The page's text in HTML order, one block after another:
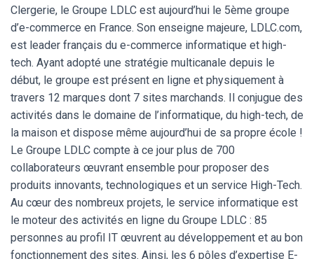
Clergerie, le Groupe LDLC est aujourd’hui le 5ème groupe
d’e-commerce en France. Son enseigne majeure, LDLC.com,
est leader français du e-commerce informatique et high-
tech. Ayant adopté une stratégie multicanale depuis le
début, le groupe est présent en ligne et physiquement à
travers 12 marques dont 7 sites marchands. Il conjugue des
activités dans le domaine de l’informatique, du high-tech, de
la maison et dispose même aujourd’hui de sa propre école !
Le Groupe LDLC compte à ce jour plus de 700
collaborateurs œuvrant ensemble pour proposer des
produits innovants, technologiques et un service High-Tech.
Au cœur des nombreux projets, le service informatique est
le moteur des activités en ligne du Groupe LDLC : 85
personnes au profil IT œuvrent au développement et au bon
fonctionnement des sites. Ainsi, les 6 pôles d’expertise E-